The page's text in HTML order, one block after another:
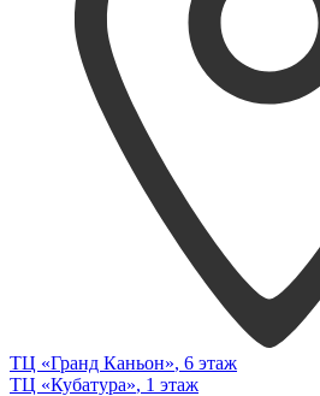
ТЦ «Гранд Каньон», 6 этаж
ТЦ «Кубатура», 1 этаж